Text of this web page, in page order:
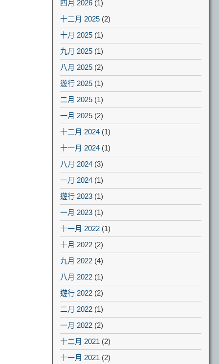
四月 2026 (1)
十二月 2025 (2)
十月 2025 (1)
九月 2025 (1)
八月 2025 (2)
遊行 2025 (1)
二月 2025 (1)
一月 2025 (2)
十二月 2024 (1)
十一月 2024 (1)
八月 2024 (3)
一月 2024 (1)
遊行 2023 (1)
一月 2023 (1)
十一月 2022 (1)
十月 2022 (2)
九月 2022 (4)
八月 2022 (1)
遊行 2022 (2)
二月 2022 (1)
一月 2022 (2)
十二月 2021 (2)
十一月 2021 (2)